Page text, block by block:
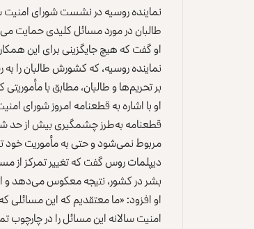
نماینده روسیه در نشست شورای
طالبان در مورد مسائل کلیدی حمایت
او گفت که هیچ جایگزینی برای این
نماینده روسیه، که کشورش طالبان را
بر تحریم‌ها و طالبان، مطابق با
او با اشاره به قطعنامه امروز شورای
مربوط نمی‌شود و حتی به مأموریت خود
دیپلمات روس گفت که تغییر تمرکز از
بشر در کشور، نتیجه معکوس می‌دهد و
او افزود: «ما معتقدیم که این
امنیت سالانه این مسائل را در چارچوب